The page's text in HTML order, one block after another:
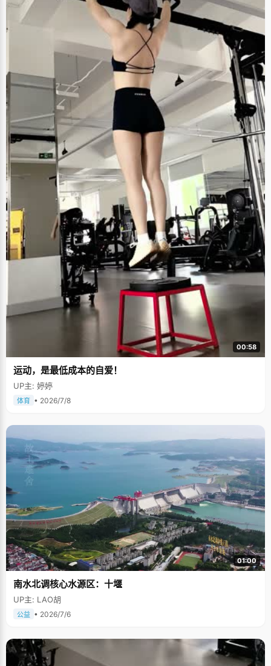
00:58
运动，是最低成本的自爱！
UP主: 婷婷
体育 • 2026/7/8
01:00
南水北调核心水源区：十堰
UP主: LAO胡
公益 • 2026/7/6